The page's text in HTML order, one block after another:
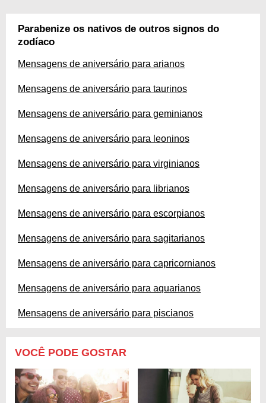
Parabenize os nativos de outros signos do
zodíaco
Mensagens de aniversário para arianos
Mensagens de aniversário para taurinos
Mensagens de aniversário para geminianos
Mensagens de aniversário para leoninos
Mensagens de aniversário para virginianos
Mensagens de aniversário para librianos
Mensagens de aniversário para escorpianos
Mensagens de aniversário para sagitarianos
Mensagens de aniversário para capricornianos
Mensagens de aniversário para aquarianos
Mensagens de aniversário para piscianos
VOCÊ PODE GOSTAR